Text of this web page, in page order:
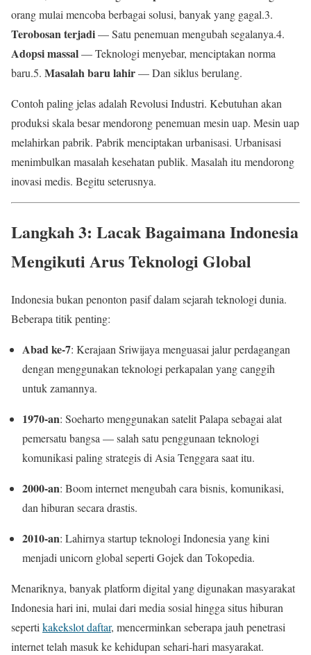
orang mulai mencoba berbagai solusi, banyak yang gagal.3.
Terobosan terjadi— Satu penemuan mengubah segalanya.4.
Adopsi massal— Teknologi menyebar, menciptakan norma
baru.5. Masalah baru lahir— Dan siklus berulang.
Contoh paling jelas adalah Revolusi Industri. Kebutuhan akan
produksi skala besar mendorong penemuan mesin uap. Mesin uap
melahirkan pabrik. Pabrik menciptakan urbanisasi. Urbanisasi
menimbulkan masalah kesehatan publik. Masalah itu mendorong
inovasi medis. Begitu seterusnya.
Langkah 3: Lacak Bagaimana Indonesia
Mengikuti Arus Teknologi Global
Indonesia bukan penonton pasif dalam sejarah teknologi dunia.
Beberapa titik penting:
Abad ke-7: Kerajaan Sriwijaya menguasai jalur perdagangan
dengan menggunakan teknologi perkapalan yang canggih
untuk zamannya.
1970-an: Soeharto menggunakan satelit Palapa sebagai alat
pemersatu bangsa — salah satu penggunaan teknologi
komunikasi paling strategis di Asia Tenggara saat itu.
2000-an: Boom internet mengubah cara bisnis, komunikasi,
dan hiburan secara drastis.
2010-an: Lahirnya startup teknologi Indonesia yang kini
menjadi unicorn global seperti Gojek dan Tokopedia.
Menariknya, banyak platform digital yang digunakan masyarakat
Indonesia hari ini, mulai dari media sosial hingga situs hiburan
sepertikakekslot daftar, mencerminkan seberapa jauh penetrasi
internet telah masuk ke kehidupan sehari-hari masyarakat.